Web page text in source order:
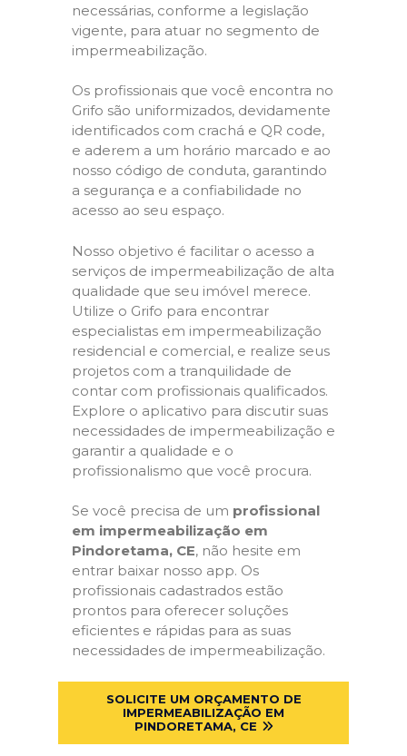
necessárias, conforme a legislação
vigente, para atuar no segmento de
impermeabilização.
Os profissionais que você encontra no
Grifo são uniformizados, devidamente
identificados com crachá e QR code,
e aderem a um horário marcado e ao
nosso código de conduta, garantindo
a segurança e a confiabilidade no
acesso ao seu espaço.
Nosso objetivo é facilitar o acesso a
serviços de impermeabilização de alta
qualidade que seu imóvel merece.
Utilize o Grifo para encontrar
especialistas em impermeabilização
residencial e comercial, e realize seus
projetos com a tranquilidade de
contar com profissionais qualificados.
Explore o aplicativo para discutir suas
necessidades de impermeabilização e
garantir a qualidade e o
profissionalismo que você procura.
Se você precisa de um profissional
em impermeabilização em
Pindoretama, CE, não hesite em
entrar baixar nosso app. Os
profissionais cadastrados estão
prontos para oferecer soluções
eficientes e rápidas para as suas
necessidades de impermeabilização.
SOLICITE UM ORÇAMENTO DE
IMPERMEABILIZAÇÃO EM
PINDORETAMA, CE